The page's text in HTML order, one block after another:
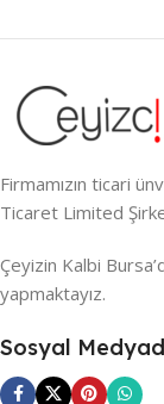
Firmamızın ticari
Ticaret Limited
Çeyizin Kalbi
yapmaktayız.
Sosyal